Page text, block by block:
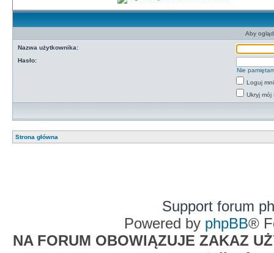
Aby
Nazwa użytkownika:
Hasło:
Nie
Loguj
Ukryj mój
Strona główna
Support forum
Powered by phpBB®
NA FORUM OBOWIĄZUJE ZAKAZ